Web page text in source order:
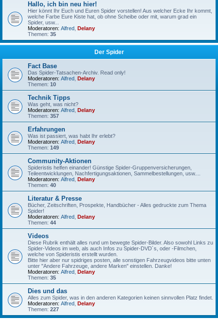
Hallo, ich bin neu hier!
Hier könnt Ihr Euch und Euren Spider vorstellen! Aus welcher Ecke Ihr kommt,
welche Farbe Eure Kiste hat, ob ohne Scheibe oder mit, warum grad ein
Spider, usw...
Moderatoren: Alfred Delany
Themen: 35
Der Spider
Fact Base
Das Spider-Tatsachen-Archiv. Read only!
Moderatoren: Alfred Delany
Themen: 10
Technik Tipps
Was geht, was nicht?
Moderatoren: Alfred Delany
Themen: 357
Erfahrungen
Was ist passiert, was habt Ihr erlebt?
Moderatoren: Alfred Delany
Themen: 149
Community-Aktionen
Spideristis helfen einander! Günstige Spider-Gruppenversicherungen,
Teileentwicklungen, Nachfertigungsaktionen, Sammelbestellungen, usw....
Moderatoren: Alfred Delany
Themen: 40
Literatur & Presse
Bücher, Zeitschriften, Prospekte, Handbücher - Alles gedruckte zum Thema
Spider!
Moderatoren: Alfred Delany
Themen: 44
Videos
Diese Rubrik enthält alles rund um bewegte Spider-Bilder. Also sowohl Links zu
Spider-Videos im web, als auch Infos zu Spider-DVD´s, oder -Filmchen,
welche von Spideristis erstellt wurden.
Bitte hier aber nur spidriges posten, alle sonstigen Fahrzeugvideos bitte unten
unter "Andere Fahrzeuge, andere Marken" einstellen. Danke!
Moderatoren: Alfred Delany
Themen: 35
Dies und das
Alles zum Spider, was in den anderen Kategorien keinen sinnvollen Platz findet.
Moderatoren: Alfred Delany
Themen: 227